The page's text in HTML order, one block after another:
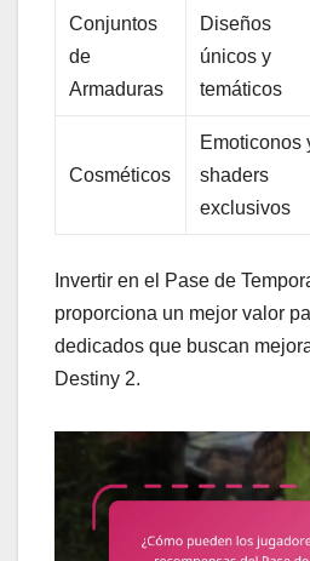
Conjuntos
de
Armaduras
Diseños
únicos y
temáticos
Cosméticos
Emoticonos
shaders
exclusivos
Invertir en el Pase de
proporciona un mejor valor
dedicados que buscan
Destiny 2.